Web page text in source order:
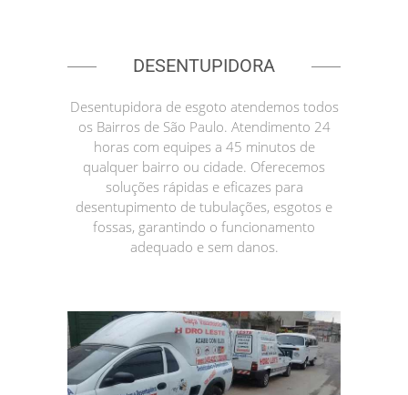
DESENTUPIDORA
Desentupidora de esgoto atendemos todos
os Bairros de São Paulo. Atendimento 24
horas com equipes a 45 minutos de
qualquer bairro ou cidade. Oferecemos
soluções rápidas e eficazes para
desentupimento de tubulações, esgotos e
fossas, garantindo o funcionamento
adequado e sem danos.